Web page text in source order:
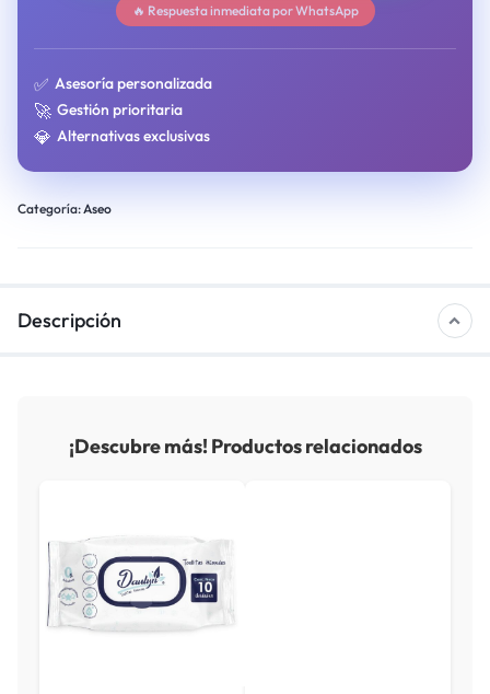
🔥 Respuesta inmediata por WhatsApp
✅ Asesoría personalizada
🚀 Gestión prioritaria
💎 Alternativas exclusivas
Categoría:Aseo
Descripción
¡Descubre más! Productos relacionados